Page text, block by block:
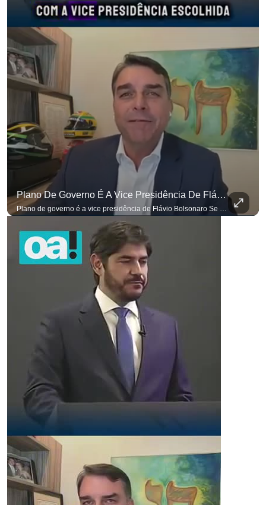
Plano De Governo É A Vice Presidência De Flávio Bolsonaro
Plano de governo é a vice presidência de Flávio Bolsonaro Se você busca informação com credibilidade, inscreva-se agora e ative o
para não perder nenhuma atualização! Ouça O Antagonista nos principais